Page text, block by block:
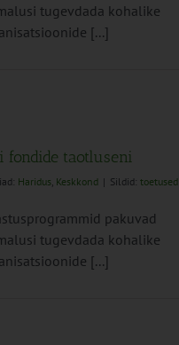
tugevdada kohalike
[...]
fondide taotluseni
Haridus, Keskkond | Sildid: toetused
pakuvad
tugevdada kohalike
[...]